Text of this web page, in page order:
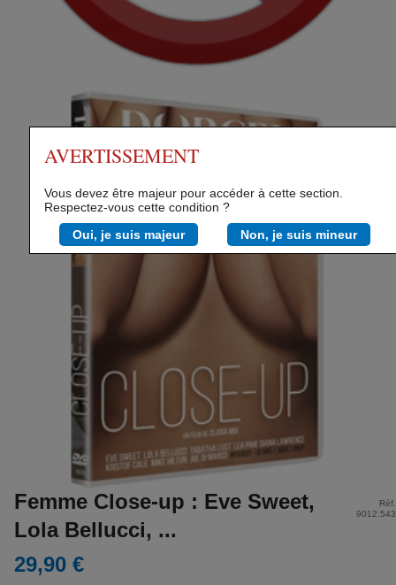
AVERTISSEMENT
Vous devez être majeur pour accéder à cette section.
Respectez-vous cette condition ?
Oui, je suis majeur
Non, je suis mineur
Femme Close-up : Eve Sweet,
Lola Bellucci, ...
Réf.
9012.543
29,90 €